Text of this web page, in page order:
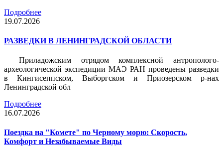
Подробнее
19.07.2026
РАЗВЕДКИ В ЛЕНИНГРАДСКОЙ ОБЛАСТИ
Приладожским отрядом комплексной антрополого-
археологической экспедиции МАЭ РАН проведены разведки
в Кингисеппском, Выборгском и Приозерском р-нах
Ленинградской обл
Подробнее
16.07.2026
Поездка на "Комете" по Черному морю: Скорость,
Комфорт и Незабываемые Виды